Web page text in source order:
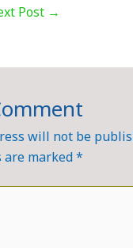
Post →
will not be
are marked*